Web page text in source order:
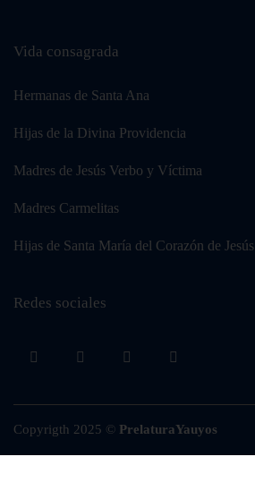
Vida consagrada
Hermanas de Santa Ana
Hijas de la Divina Providencia
Madres de Jesús Verbo y Víctima
Madres Carmelitas
Hijas de Santa María del Corazón de Jesús
Redes sociales
Copyrigth 2025 © PrelaturaYauyos